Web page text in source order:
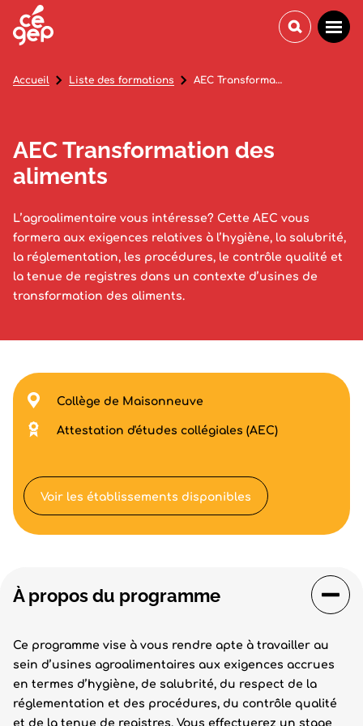
AEC Transformation des
aliments
L’agroalimentaire vous intéresse? Cette AEC vous
formera aux exigences relatives à l’hygiène, la salubrité,
la réglementation, les procédures, le contrôle qualité et
la tenue de registres dans un contexte d’usines de
transformation des aliments.
Accueil Liste des formations AEC Transformation des aliments
À propos du programme
Ce programme vise à vous rendre apte à travailler au
sein d’usines agroalimentaires aux exigences accrues
en termes d’hygiène, de salubrité, du respect de la
réglementation et des procédures, du contrôle qualité
et de la tenue de registres. Vous effectuerez un stage
Collège de Maisonneuve
Attestation d'études collégiales (AEC)
Voir les établissements disponibles